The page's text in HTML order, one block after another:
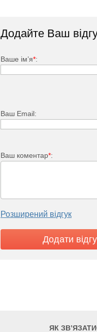
Додайте Ваш
Ваше ім’я*:
Ваш Email:
Ваш коментар*:
Розширений відгук
ЯК